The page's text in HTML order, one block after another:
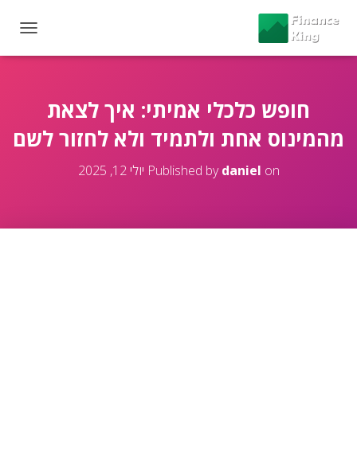
O
N
A
חופש כלכלי אמיתי: איך לצאת
מהמינוס אחת ולתמיד ולא לחזור לשם
Published bydaniel on יולי 12, 2025